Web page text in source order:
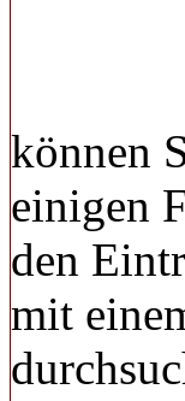
können
einigen
den
mit